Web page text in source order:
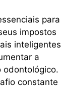
para
impostos
inteligentes
a
odontológico.
constante